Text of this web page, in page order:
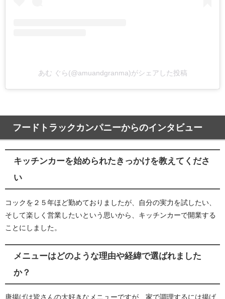
あむ ぐら(@amuandgranma)がシェアした投稿
フードトラックカンパニーからのインタビュー
キッチンカーを始められたきっかけを教えてくださ
い
コックを２５年ほど勤めておりましたが、自分の実力を試したい、
そして楽しく営業したいという思いから、キッチンカーで開業する
ことにしました。
メニューはどのような理由や経緯で選ばれました
か？
唐揚げは皆さんの大好きなメニューですが、家で調理するには揚げ